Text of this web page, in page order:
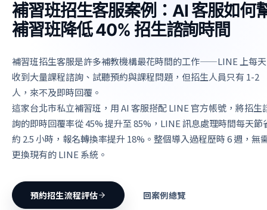
補習班招生客服案例：AI 客服如何
補習班降低 40% 招生諮詢時間
補習班招生客服是許多補教機構最花時間的工作——LINE 上每天
收到大量課程諮詢、試聽預約與課程問題，但招生人員只有 1-2
人，來不及即時回覆。
這家台北市私立補習班，用 AI 客服搭配 LINE 官方帳號，將招生
詢的即時回覆率從 45% 提升至 85%，LINE 訊息處理時間每天節
約 2.5 小時，報名轉換率提升 18%。整個導入過程歷時 6 週，無
更換現有的 LINE 系統。
預約招生流程評估 回案例總覽